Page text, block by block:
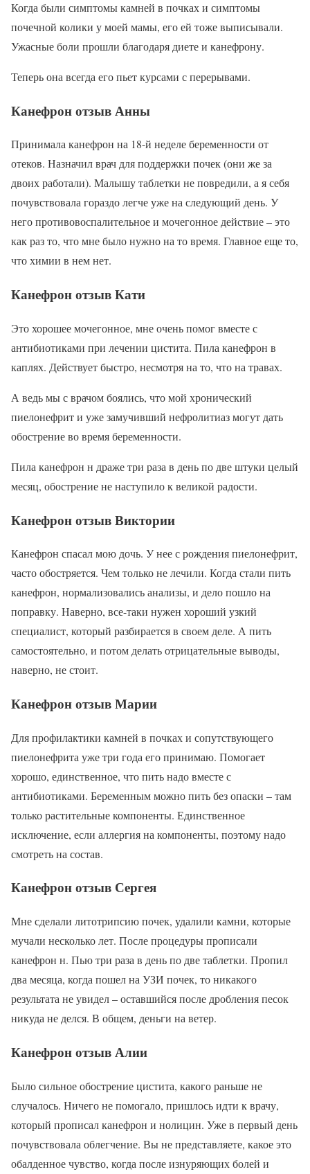
Когда были симптомы камней в почках и симптомы
почечной колики у моей мамы, его ей тоже выписывали.
Ужасные боли прошли благодаря диете и канефрону.
Теперь она всегда его пьет курсами с перерывами.
Канефрон отзыв Анны
Принимала канефрон на 18-й неделе беременности от
отеков. Назначил врач для поддержки почек (они же за
двоих работали). Малышу таблетки не повредили, а я себя
почувствовала гораздо легче уже на следующий день. У
него противовоспалительное и мочегонное действие – это
как раз то, что мне было нужно на то время. Главное еще то,
что химии в нем нет.
Канефрон отзыв Кати
Это хорошее мочегонное, мне очень помог вместе с
антибиотиками при лечении цистита. Пила канефрон в
каплях. Действует быстро, несмотря на то, что на травах.
А ведь мы с врачом боялись, что мой хронический
пиелонефрит и уже замучивший нефролитиаз могут дать
обострение во время беременности.
Пила канефрон н драже три раза в день по две штуки целый
месяц, обострение не наступило к великой радости.
Канефрон отзыв Виктории
Канефрон спасал мою дочь. У нее с рождения пиелонефрит,
часто обостряется. Чем только не лечили. Когда стали пить
канефрон, нормализовались анализы, и дело пошло на
поправку. Наверно, все-таки нужен хороший узкий
специалист, который разбирается в своем деле. А пить
самостоятельно, и потом делать отрицательные выводы,
наверно, не стоит.
Канефрон отзыв Марии
Для профилактики камней в почках и сопутствующего
пиелонефрита уже три года его принимаю. Помогает
хорошо, единственное, что пить надо вместе с
антибиотиками. Беременным можно пить без опаски – там
только растительные компоненты. Единственное
исключение, если аллергия на компоненты, поэтому надо
смотреть на состав.
Канефрон отзыв Сергея
Мне сделали литотрипсию почек, удалили камни, которые
мучали несколько лет. После процедуры прописали
канефрон н. Пью три раза в день по две таблетки. Пропил
два месяца, когда пошел на УЗИ почек, то никакого
результата не увидел – оставшийся после дробления песок
никуда не делся. В общем, деньги на ветер.
Канефрон отзыв Алии
Было сильное обострение цистита, какого раньше не
случалось. Ничего не помогало, пришлось идти к врачу,
который прописал канефрон и нолицин. Уже в первый день
почувствовала облегчение. Вы не представляете, какое это
обалденное чувство, когда после изнуряющих болей и